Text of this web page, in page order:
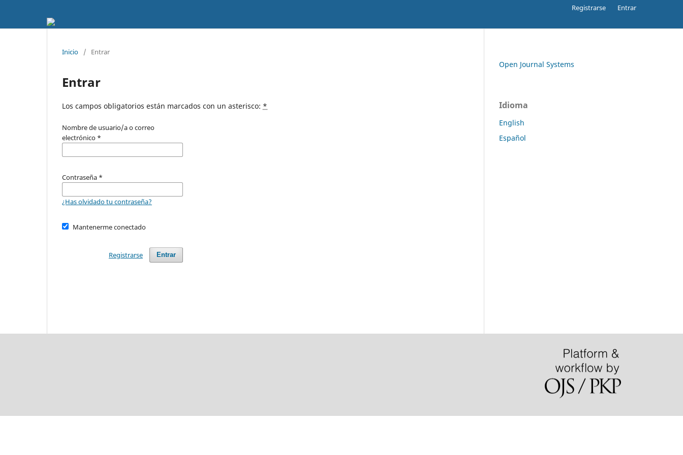
Registrarse Entrar
Inicio / Entrar
Entrar
Los campos obligatorios están marcados con un asterisco: *
Nombre de usuario/a o correo
electrónico *
Contraseña *
¿Has olvidado tu contraseña?
Mantenerme conectado
Entrar
Registrarse
Open Journal Systems
Idioma
English
Español